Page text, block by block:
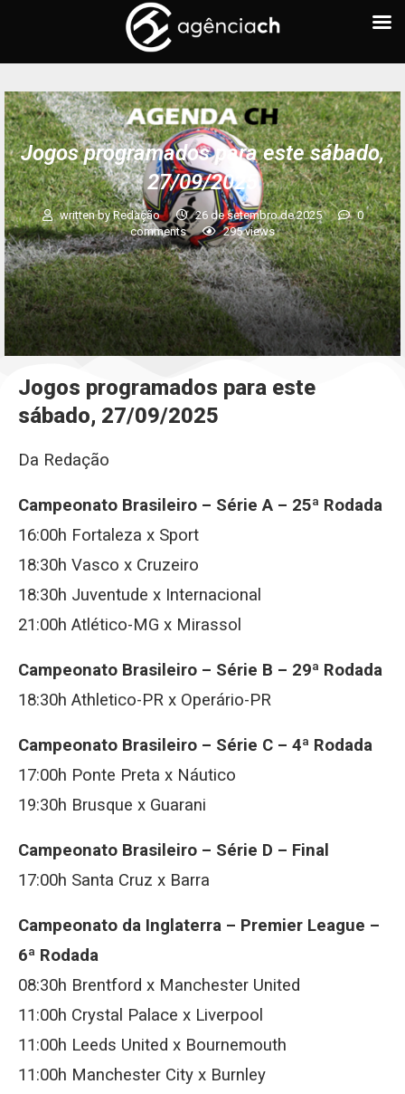
Jogos programados para este sábado,
27/09/2025
written byRedação 26 de setembro de 2025
0
comments
295views
Jogos programados para este
sábado, 27/09/2025
Da Redação
Campeonato Brasileiro – Série A – 25ª Rodada
16:00h Fortaleza x Sport
18:30h Vasco x Cruzeiro
18:30h Juventude x Internacional
21:00h Atlético-MG x Mirassol
Campeonato Brasileiro – Série B – 29ª Rodada
18:30h Athletico-PR x Operário-PR
Campeonato Brasileiro – Série C – 4ª Rodada
17:00h Ponte Preta x Náutico
19:30h Brusque x Guarani
Campeonato Brasileiro – Série D – Final
17:00h Santa Cruz x Barra
Campeonato da Inglaterra – Premier League –
6ª Rodada
08:30h Brentford x Manchester United
11:00h Crystal Palace x Liverpool
11:00h Leeds United x Bournemouth
11:00h Manchester City x Burnley